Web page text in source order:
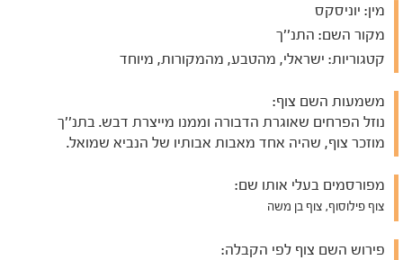
מין: יוניסקס
מקור השם: התנ''ך
קטגוריות: ישראלי, מהטבע, מהמקורות, מיוחד
משמעות השם צוף:
נוזל הפרחים שאוגרת הדבורה וממנו מייצרת דבש. בתנ''ך
מוזכר צוף, שהיה אחד מאבות אבותיו של הנביא שמואל.
מפורסמים בעלי אותו שם:
צוף פילוסוף, צוף בן משה
פירוש השם צוף לפי הקבלה: